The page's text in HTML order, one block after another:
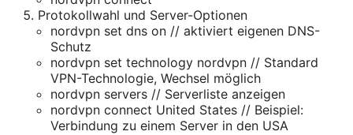
Protokollwahl und Server-Optionen
nordvpn set dns on // aktiviert eigenen DNS-
Schutz
nordvpn set technology nordvpn // Standard
VPN-Technologie, Wechsel möglich
nordvpn servers // Serverliste anzeigen
nordvpn connect United States // Beispiel:
Verbindung zu einem Server in den USA